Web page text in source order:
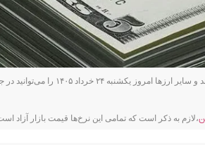
۲۴ خرداد ۱۴۰۵ را می‌توانید در جدول زیر مشاهده نمایید.
،لازم به ذکر است که تمامی این نرخ‌ها قیمت بازار آزاد